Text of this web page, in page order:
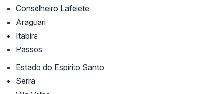
Conselheiro Lafeiete
Araguari
Itabira
Passos
Estado do Espírito Santo
Serra